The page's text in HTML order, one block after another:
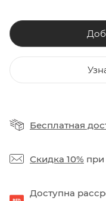
Бесплатная
Скидка 10% при
Доступна